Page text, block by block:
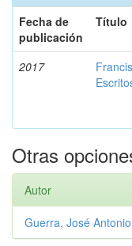
Fecha de
publicación
Título
2017
Otras
Autor
Guerra, José Antonio